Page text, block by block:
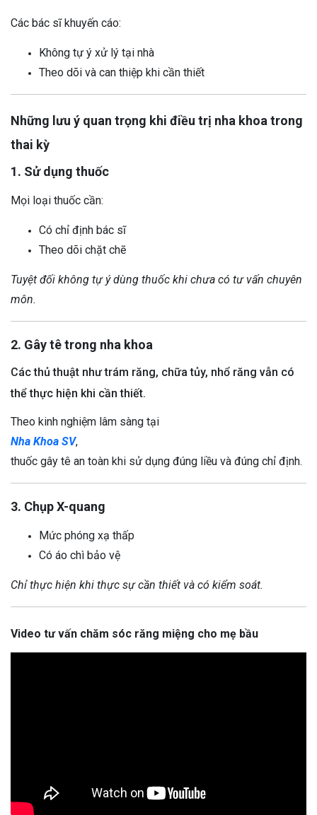
Các bác sĩ khuyến cáo:
Không tự ý xử lý tại nhà
Theo dõi và can thiệp khi cần thiết
Những lưu ý quan trọng khi điều trị nha khoa trong
thai kỳ
1. Sử dụng thuốc
Mọi loại thuốc cần:
Có chỉ định bác sĩ
Theo dõi chặt chẽ
Tuyệt đối không tự ý dùng thuốc khi chưa có tư vấn chuyên
môn.
2. Gây tê trong nha khoa
Các thủ thuật như trám răng, chữa tủy, nhổ răng vẫn có
thể thực hiện khi cần thiết.
Theo kinh nghiệm lâm sàng tại
Nha Khoa SV,
thuốc gây tê an toàn khi sử dụng đúng liều và đúng chỉ định.
3. Chụp X-quang
Mức phóng xạ thấp
Có áo chì bảo vệ
Chỉ thực hiện khi thực sự cần thiết và có kiểm soát.
Video tư vấn chăm sóc răng miệng cho mẹ bầu